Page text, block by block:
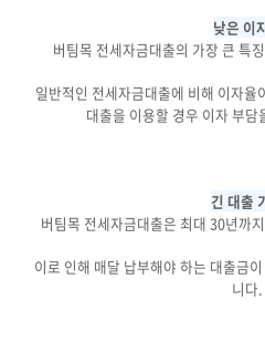
낮은 이
버팀목 전세자금대출의 가장 큰 특
일반적인 전세자금대출에 비해 이자율
대출을 이용할 경우 이자 부
긴 대출
버팀목 전세자금대출은 최대 30년까
이로 인해 매달 납부해야 하는 대출금
니다.